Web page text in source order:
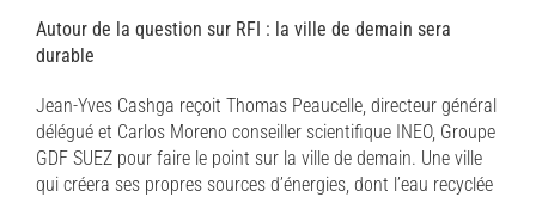
Autour de la question sur RFI : la ville de demain sera
durable
Jean-Yves Cashga reçoit Thomas Peaucelle, directeur général
délégué et Carlos Moreno conseiller scientifique INEO, Groupe
GDF SUEZ pour faire le point sur la ville de demain. Une ville
qui créera ses propres sources d’énergies, dont l’eau recyclée